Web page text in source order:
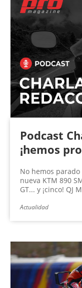
Podcast
¡hemos
No hemos
nueva KTM 890
GT... y ¡cinco! QJ
Actualidad